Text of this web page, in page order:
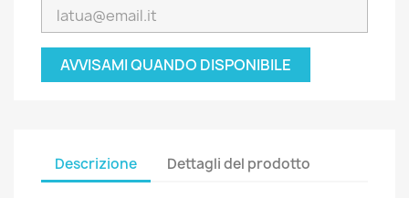
AVVISAMI QUANDO DISPONIBILE
Descrizione Dettagli del prodotto